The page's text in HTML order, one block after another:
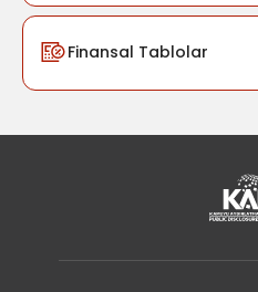
Finansal Tablolar